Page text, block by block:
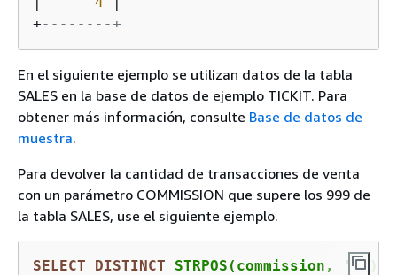
+--------+
En el siguiente ejemplo se utilizan datos de la tabla
SALES en la base de datos de ejemplo TICKIT. Para
obtener más información, consulte Base de datos de
muestra.
Para devolver la cantidad de transacciones de venta
con un parámetro COMMISSION que supere los 999 de
la tabla SALES, use el siguiente ejemplo.
SELECT DISTINCT STRPOS(commission, '.'